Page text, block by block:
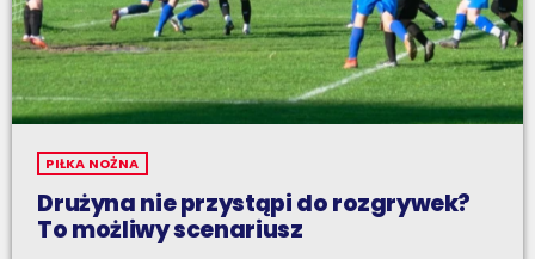
PIŁKA NOŻNA
Drużyna nie przystąpi do rozgrywek?
To możliwy scenariusz